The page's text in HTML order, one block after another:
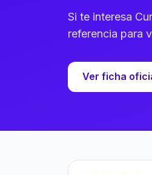
Si te interesa
referencia para
Ver ficha